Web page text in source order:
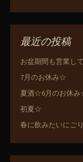
最近の投稿
お盆期間も営業し
7月のお休み☆
夏酒☆6月のお休
初夏☆
春に飲みたいにご